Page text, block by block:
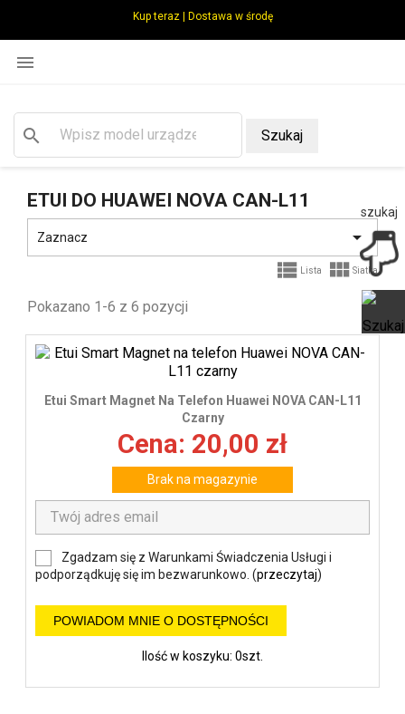
Kup teraz | Dostawa w środę

search Szukaj
ETUI DO HUAWEI NOVA CAN-L11
Zaznacz 
 Lista  Siatka
Pokazano 1-6 z 6 pozycji
Etui Smart Magnet Na Telefon Huawei NOVA CAN-L11
Czarny
Cena: 20,00 zł
Brak na magazynie
Zgadzam się z Warunkami Świadczenia Usługi i
podporządkuję się im bezwarunkowo. (przeczytaj)
POWIADOM MNIE O DOSTĘPNOŚCI
Ilość w koszyku: 0szt.
szukaj